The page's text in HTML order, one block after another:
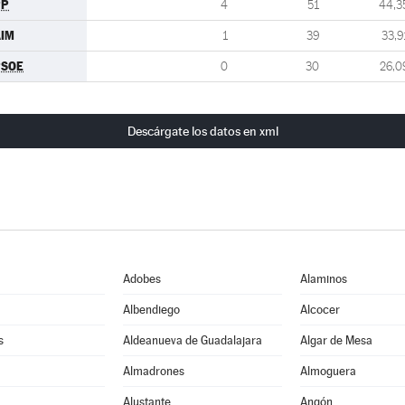
4 51
1 39
0 30
Descárgate los datos en xml
Adobes Alaminos
Albendiego Alcocer
Aldeanueva de Guadalajara Algar de Mesa
Almadrones Almoguera
Alustante Angón